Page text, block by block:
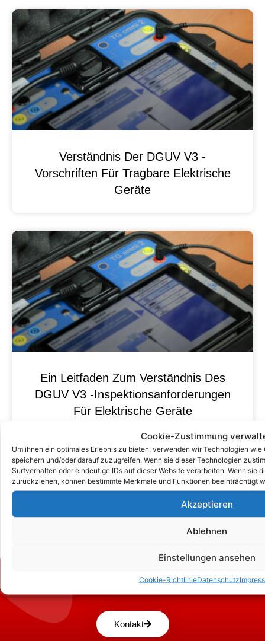
Cookie-Zustimmung
Um ihnen ein optimales Erlebnis zu bieten, verwenden wir Technologien
speichern und/oder darauf zuzugreifen. Wenn sie dieser Technologien
Surfverhalten oder eindeutige IDs auf dieser Website verarbeiten. Wenn sie
zurückziehen, können bestimmte Merkmale und Funktionen beeinträchtigt
Akzeptieren
Ablehnen
Einstellungen ansehen
Cookie-RichtlinieDatenschutz
Verständnis Der DGUV V3 -
Vorschriften Für Tragbare Elektrische
Geräte
Ein Leitfaden Zum Verständnis Des
DGUV V3 -Inspektionsanforderungen
Für Elektrische Geräte
Zum Kontaktformular
Kontakt